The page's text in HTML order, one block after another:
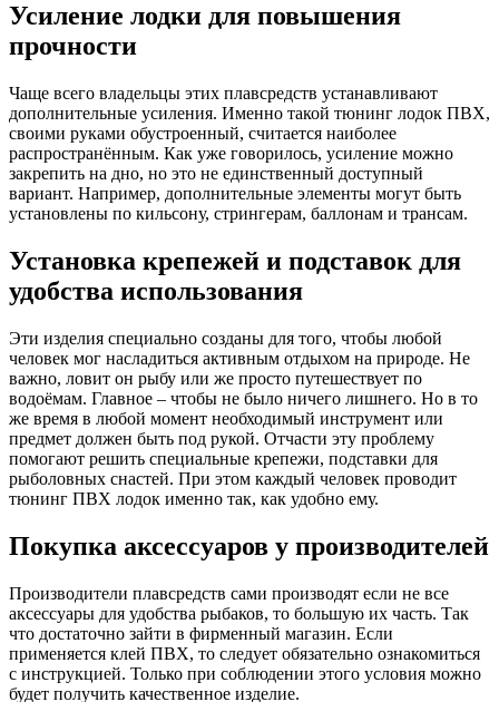
Усиление лодки для повышения
прочности
Чаще всего владельцы этих плавсредств устанавливают
дополнительные усиления. Именно такой тюнинг лодок ПВХ,
своими руками обустроенный, считается наиболее
распространённым. Как уже говорилось, усиление можно
закрепить на дно, но это не единственный доступный
вариант. Например, дополнительные элементы могут быть
установлены по кильсону, стрингерам, баллонам и трансам.
Установка крепежей и подставок для
удобства использования
Эти изделия специально созданы для того, чтобы любой
человек мог насладиться активным отдыхом на природе. Не
важно, ловит он рыбу или же просто путешествует по
водоёмам. Главное – чтобы не было ничего лишнего. Но в то
же время в любой момент необходимый инструмент или
предмет должен быть под рукой. Отчасти эту проблему
помогают решить специальные крепежи, подставки для
рыболовных снастей. При этом каждый человек проводит
тюнинг ПВХ лодок именно так, как удобно ему.
Покупка аксессуаров у производителей
Производители плавсредств сами производят если не все
аксессуары для удобства рыбаков, то большую их часть. Так
что достаточно зайти в фирменный магазин. Если
применяется клей ПВХ, то следует обязательно ознакомиться
с инструкцией. Только при соблюдении этого условия можно
будет получить качественное изделие.